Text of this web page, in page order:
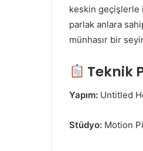
keskin geçişlerle
parlak anlara
münhasır bir
Teknik
Yapım: Untitled
Stüdyo: Motion